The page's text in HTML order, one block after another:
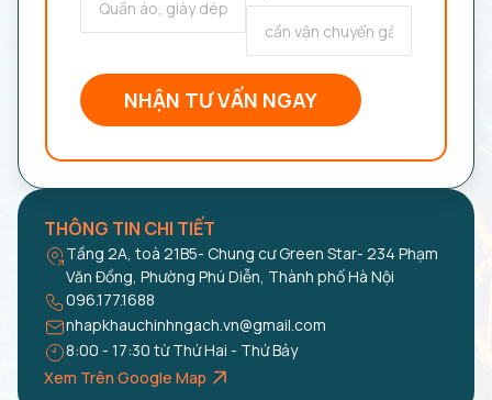
THÔNG TIN CHI TIẾT
Tầng 2A, toà 21B5- Chung cư Green Star- 234 Phạm
Văn Đồng, Phường Phú Diễn, Thành phố Hà Nội
096.177.1688
nhapkhauchinhngach.vn@gmail.com
8:00 - 17:30 từ Thứ Hai - Thứ Bảy
Xem Trên Google Map
NHẬN TƯ VẤN NGAY